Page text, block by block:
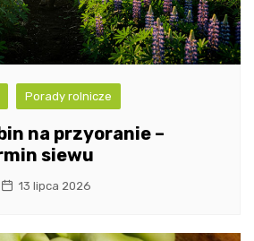
Porady rolnicze
na przyoranie –
siewu
13 lipca 2026